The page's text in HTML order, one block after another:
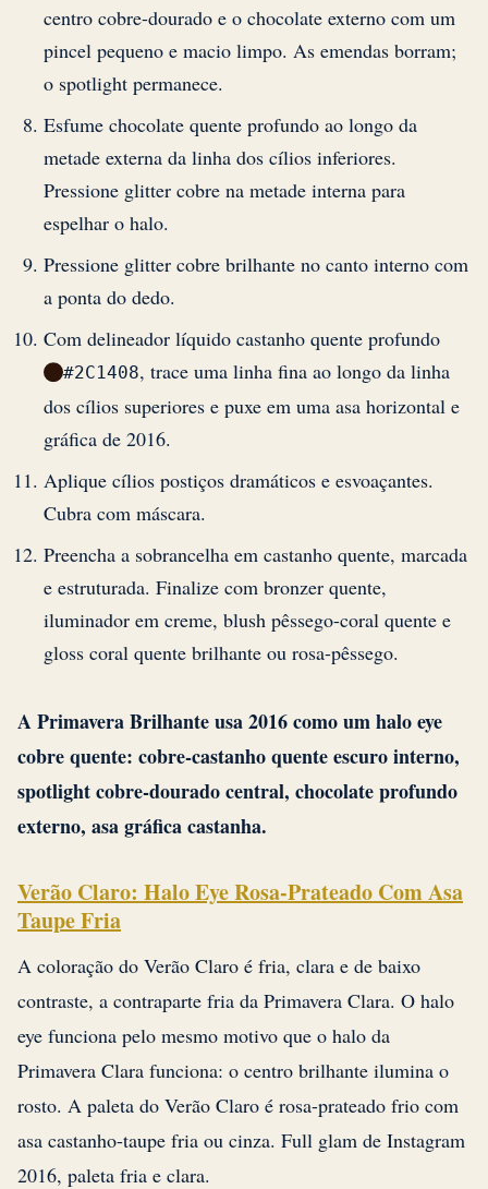
centro cobre-dourado e o chocolate externo com um
pincel pequeno e macio limpo. As emendas borram;
o spotlight permanece.
Esfume chocolate quente profundo ao longo da
metade externa da linha dos cílios inferiores.
Pressione glitter cobre na metade interna para
espelhar o halo.
Pressione glitter cobre brilhante no canto interno com
a ponta do dedo.
Com delineador líquido castanho quente profundo
#2C1408, trace uma linha fina ao longo da linha
dos cílios superiores e puxe em uma asa horizontal e
gráfica de 2016.
Aplique cílios postiços dramáticos e esvoaçantes.
Cubra com máscara.
Preencha a sobrancelha em castanho quente, marcada
e estruturada. Finalize com bronzer quente,
iluminador em creme, blush pêssego-coral quente e
gloss coral quente brilhante ou rosa-pêssego.
A Primavera Brilhante usa 2016 como um halo eye
cobre quente: cobre-castanho quente escuro interno,
spotlight cobre-dourado central, chocolate profundo
externo, asa gráfica castanha.
Verão Claro: Halo Eye Rosa-Prateado Com Asa
Taupe Fria
A coloração do Verão Claro é fria, clara e de baixo
contraste, a contraparte fria da Primavera Clara. O halo
eye funciona pelo mesmo motivo que o halo da
Primavera Clara funciona: o centro brilhante ilumina o
rosto. A paleta do Verão Claro é rosa-prateado frio com
asa castanho-taupe fria ou cinza. Full glam de Instagram
2016, paleta fria e clara.